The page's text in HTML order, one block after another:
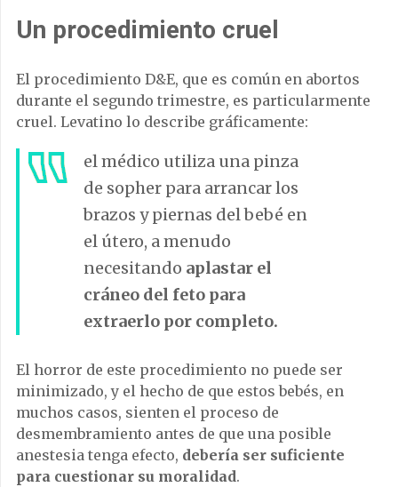
Un procedimiento cruel
El procedimiento D&E, que es común en abortos
durante el segundo trimestre, es particularmente
cruel. Levatino lo describe gráficamente:
el médico utiliza una pinza
de sopher para arrancar los
brazos y piernas del bebé en
el útero, a menudo
necesitando aplastar el
cráneo del feto para
extraerlo por completo.
El horror de este procedimiento no puede ser
minimizado, y el hecho de que estos bebés, en
muchos casos, sienten el proceso de
desmembramiento antes de que una posible
anestesia tenga efecto, debería ser suficiente
para cuestionar su moralidad.